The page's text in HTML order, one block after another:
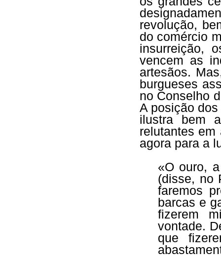
revolução,
do comércio
insurreição,
vencem as
artesãos.
burgueses
no Conselho
A posição
ilustra bem
relutantes em
agora para a
«O ouro,
(disse, no
faremos
barcas e
fizerem
vontade.
que